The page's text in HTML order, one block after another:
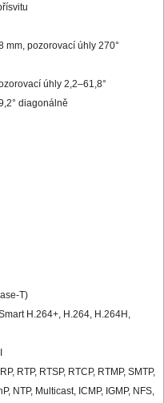
mm, pozorovací úhly 270°
úhly 2,2–61,8°
diagonálně
T)
H.264+, H.264, H.264H,
RTP, RTSP, RTCP, RTMP, SMTP,
NTP, Multicast, ICMP, IGMP, NFS,